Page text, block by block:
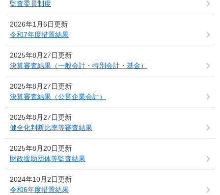
監査委員制度
2026年1月6日更新
令和7年度措置結果
2025年8月27日更新
決算審査結果（一般会計・特別会計・基金）
2025年8月27日更新
決算審査結果（公営企業会計）
2025年8月27日更新
健全化判断比率等審査結果
2025年8月20日更新
財政援助団体等監査結果
2024年10月2日更新
令和6年度措置結果